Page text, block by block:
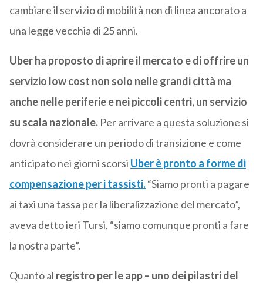
cambiare il servizio di mobilità non di linea ancorato a
una legge vecchia di 25 anni.
Uber ha proposto di aprire il mercato e di offrire un
servizio low cost non solo nelle grandi città ma
anche nelle periferie e nei piccoli centri, un servizio
su scala nazionale.Per arrivare a questa soluzione si
dovrà considerare un periodo di transizione e come
anticipato nei giorni scorsi Uber è pronto a forme di
compensazione per i tassisti.“Siamo pronti a pagare
ai taxi una tassa per la liberalizzazione del mercato”,
aveva detto ieri Tursi, “siamo comunque pronti a fare
la nostra parte”.
Quanto al registro per le app – uno dei pilastri del